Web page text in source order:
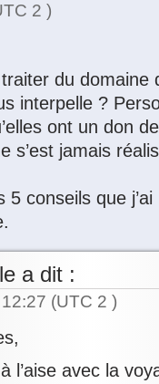
2 )
du domaine
interpelle ?
ont un don
s’est jamais
conseils que j’ai
a dit :
(UTC 2 )
l’aise avec la